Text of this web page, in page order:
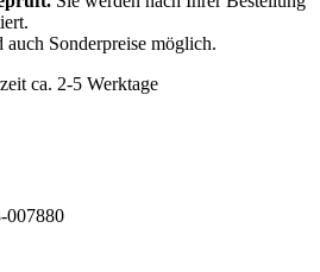
Sonderpreise möglich.
ca. 2-5 Werktage
007880